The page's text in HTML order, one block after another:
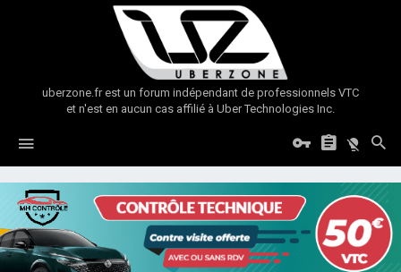
uberzone.fr est un forum indépendant de professionnels VTC
et n'est en aucun cas affilié à Uber Technologies Inc.